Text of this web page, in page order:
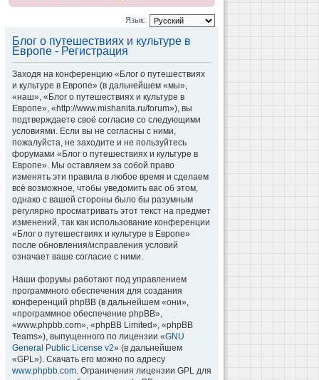
Язык:
Блог о путешествиях и культуре в
Европе - Регистрация
Заходя на конференцию «Блог о путешествиях
и культуре в Европе» (в дальнейшем «мы»,
«наш», «Блог о путешествиях и культуре в
Европе», «http://www.mishanita.ru/forum»), вы
подтверждаете своё согласие со следующими
условиями. Если вы не согласны с ними,
пожалуйста, не заходите и не пользуйтесь
форумами «Блог о путешествиях и культуре в
Европе». Мы оставляем за собой право
изменять эти правила в любое время и сделаем
всё возможное, чтобы уведомить вас об этом,
однако с вашей стороны было бы разумным
регулярно просматривать этот текст на предмет
изменений, так как использование конференции
«Блог о путешествиях и культуре в Европе»
после обновления/исправления условий
означает ваше согласие с ними.
Наши форумы работают под управлением
программного обеспечения для создания
конференций phpBB (в дальнейшем «они»,
«программное обеспечение phpBB»,
«www.phpbb.com», «phpBB Limited», «phpBB
Teams»), выпущенного по лицензии «GNU
General Public License v2» (в дальнейшем
«GPL»). Скачать его можно по адресу
www.phpbb.com. Ограничения лицензии GPL для